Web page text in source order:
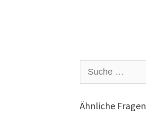
nach:
Ähnliche Fragen